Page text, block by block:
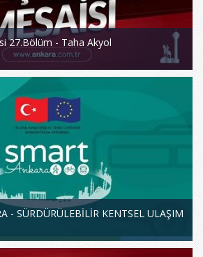
27.Bölüm - Taha Akyol
- SÜRDÜRÜLEBİLİR KENTSEL ULAŞIM